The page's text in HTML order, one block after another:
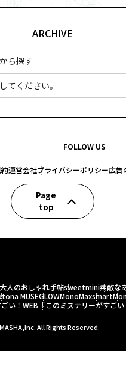
ARCHIVE
FOLLOW US
運営会社プライバシーポリシー広告
Page
top
人のおしゃれ手帖sweetmini素敵な
MUSEGLOWMonoMaxsmart
い！WEB 『このミステリーがすご
All Rights Reserved.